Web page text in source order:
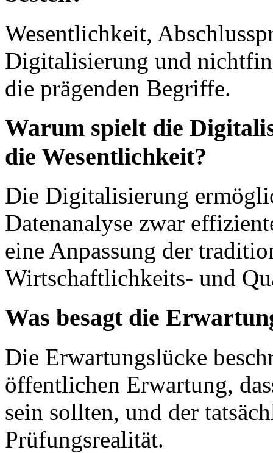
Wesentlichkeit,
Digitalisierung und
die prägenden Begriffe.
Warum spielt die
die Wesentlichkeit?
Die Digitalisierung
Datenanalyse zwar
eine Anpassung der
Wirtschaftlichkeits- und
Was besagt die
Die Erwartungslücke
öffentlichen Erwartung,
sein sollten, und der
Prüfungsrealität.